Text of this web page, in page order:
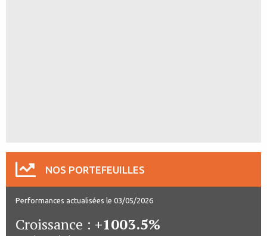
NOS PORTEFEUILLES
Performances actualisées le 03/05/2026
Croissance : +1003.5%